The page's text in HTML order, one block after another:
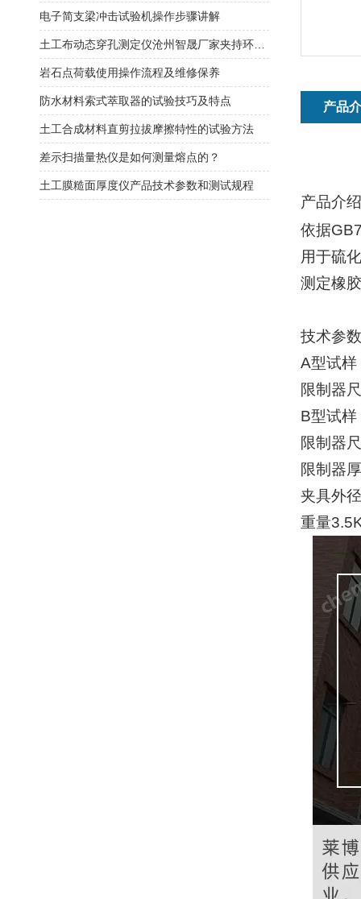
产品
产品介绍
依据
用于硫
测定橡
技术参数
A型试样
限制器
B型试样
限制器
限制器
夹具外径
重量
电子简支梁冲击试验机操作步骤讲解
岩石点荷载使用操作流程及维修保养
防水材料索式萃取器的试验技巧及特点
土工合成材料直剪拉拔摩擦特性的试验方法
差示扫描量热仪是如何测量熔点的？
土工膜糙面厚度仪产品技术参数和测试规程